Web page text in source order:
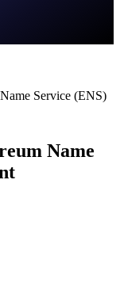
Service (ENS)
Name